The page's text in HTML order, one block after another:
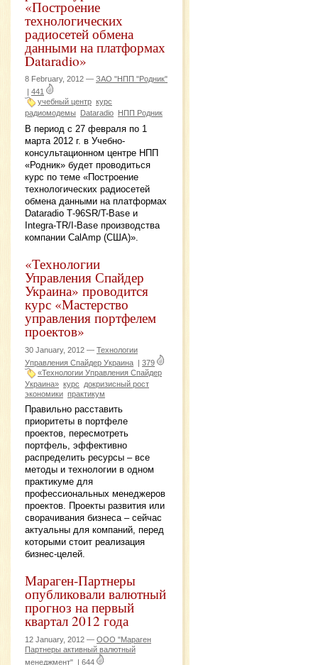
«Построение
технологических
радиосетей обмена
данными на платформах
Dataradio»
8 February, 2012 — ЗАО "НПП "Родник"
441
учебный центр курс
радиомодемы
Dataradio НПП Родник
В период с 27 февраля по 1
марта 2012 г. в Учебно-
консультационном центре НПП
«Родник» будет проводиться
курс по теме «Построение
технологических радиосетей
обмена данными на платформах
Dataradio Т-96SR/T-Base и
Integra-ТR/I-Base производства
компании CalAmp (США)».
«Технологии
Управления Спайдер
Украина» проводится
курс «Мастерство
управления портфелем
проектов»
30 January, 2012 — Технологии
Управления Спайдер Украина | 379
«Технологии Управления Спайдер
Украина» курс
докризисный рост
экономики практикум
Правильно расставить
приоритеты в портфеле
проектов, пересмотреть
портфель, эффективно
распределить ресурсы – все
методы и технологии в одном
практикуме для
профессиональных менеджеров
проектов. Проекты развития или
сворачивания бизнеса – сейчас
актуальны для компаний, перед
которыми стоит реализация
бизнес-целей.
Мараген-Партнеры
опубликовали валютный
прогноз на первый
квартал 2012 года
12 January, 2012 — ООО "Мараген
Партнеры активный валютный
менеджмент" | 644